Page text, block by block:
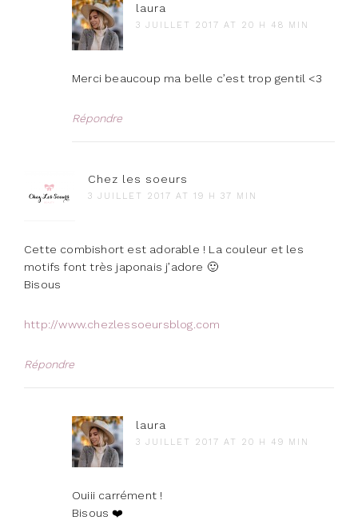
laura
3 JUILLET 2017 AT 20 H 48 MIN
Merci beaucoup ma belle c’est trop gentil <3
Répondre
Chez les soeurs
3 JUILLET 2017 AT 19 H 37 MIN
Cette combishort est adorable ! La couleur et les
motifs font très japonais j’adore 🙂
Bisous
http://www.chezlessoeursblog.com
Répondre
laura
3 JUILLET 2017 AT 20 H 49 MIN
Ouiii carrément !
Bisous ❤️